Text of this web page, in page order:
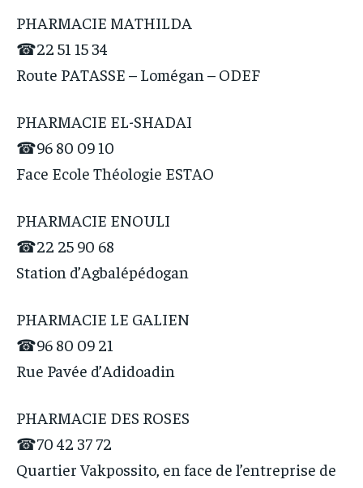
PHARMACIE MATHILDA
☎22 51 15 34
Route PATASSE – Lomégan – ODEF
PHARMACIE EL-SHADAI
☎96 80 09 10
Face Ecole Théologie ESTAO
PHARMACIE ENOULI
☎22 25 90 68
Station d’Agbalépédogan
PHARMACIE LE GALIEN
☎96 80 09 21
Rue Pavée d’Adidoadin
PHARMACIE DES ROSES
☎70 42 37 72
Quartier Vakpossito, en face de l’entreprise de